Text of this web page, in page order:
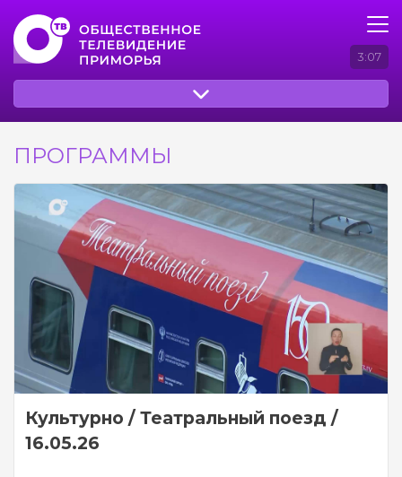
3:07
ПРОГРАММЫ
Культурно / Театральный поезд /
16.05.26